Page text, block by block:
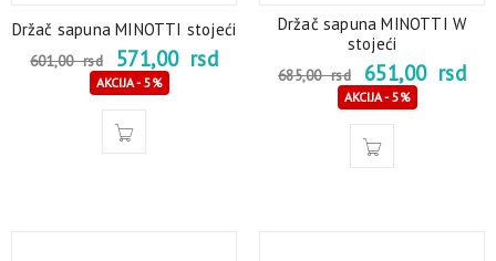
Držač sapuna MINOTTI stojeći
601,00rsd 571,00 rsd
AKCIJA - 5%
Držač sapuna MINOTTI W
stojeći
685,00rsd 651,00 rsd
AKCIJA - 5%